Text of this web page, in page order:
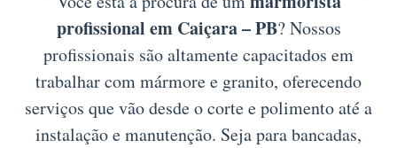
profissional em Caiçara – PB? Nossos
profissionais são altamente capacitados em
trabalhar com mármore e granito, oferecendo
serviços que vão desde o corte e polimento até a
instalação e manutenção. Seja para bancadas,